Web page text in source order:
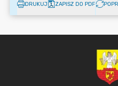
DRUKUJ ZAPISZ DO PDF